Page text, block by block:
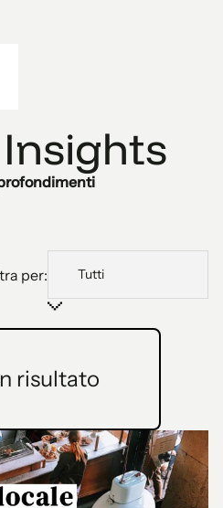
per:
risultato